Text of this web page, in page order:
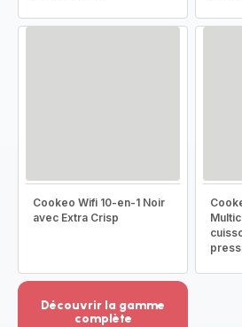
Cookeo Wifi 10-en-1 Noir
avec Extra Crisp
Découvrir la gamme
complète